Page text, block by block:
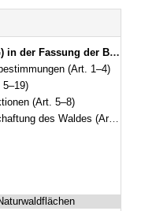
2005 (GVBl S. 313) BayRS 7902-1-L (Art. 1–52)
(Art. 1–4)
(Art. 5–8)
des Waldes (Art. 9–17)